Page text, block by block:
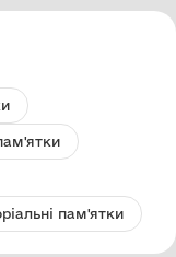
пам'ятки